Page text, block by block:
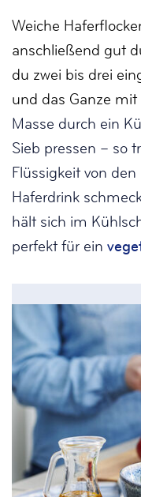
Weiche
anschließend gut
du zwei bis drei
und das Ganze
Masse durch ein
Sieb pressen – so
Flüssigkeit von
Haferdrink
hält sich im
perfekt für ein